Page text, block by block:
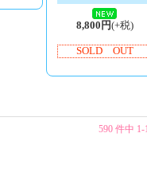
8,800円(+税)
SOLD OUT
590 件中